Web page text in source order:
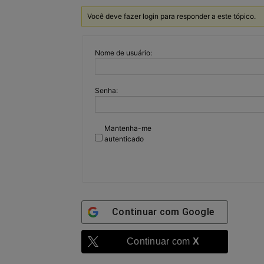
Você deve fazer login para responder a este tópico.
Nome de usuário:
Senha:
Mantenha-me
autenticado
Continuar com Google
Continuar com X